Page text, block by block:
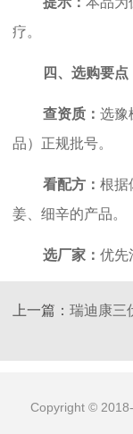
疗。
四、选购要点
查资质： 选豫
品）正规批号。
看配方： 根据
姜、细辛的产品。
选厂家： 优先
上一篇： 瑞迪康三
Copyright ©